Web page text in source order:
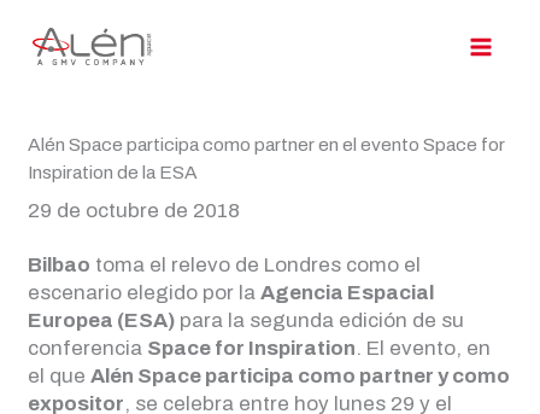
contenido
Alén Space participa como partner en el evento Space for
Inspiration de la ESA
29 de octubre de 2018
Bilbao toma el relevo de Londres como el
escenario elegido por laAgencia Espacial
Europea (ESA) para la segunda edición de su
conferencia Space for Inspiration. El evento, en
el queAlén Space participa como partner y como
expositor, se celebra entre hoy lunes 29 y el